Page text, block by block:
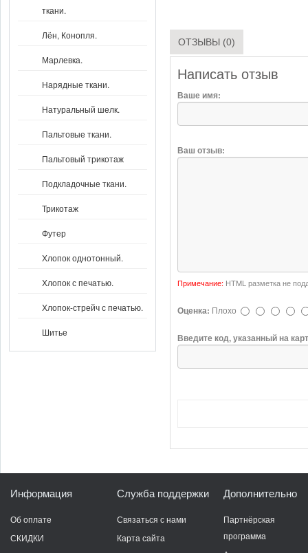
ткани.
Лён, Конопля.
Марлевка.
Нарядные ткани.
Натуральный шелк.
Пальтовые ткани.
Пальтовый трикотаж
Подкладочные ткани.
Трикотаж
Футер
Хлопок однотонный.
Хлопок с печатью.
Хлопок-стрейч с печатью.
Шитье
ОТЗЫВЫ (0)
Написать отзыв
Ваше имя:
Ваш отзыв:
Примечание: HTML разметка не
Оценка: Плохо
Введите код, указанный на
Информация
Об оплате
СКИДКИ
Служба поддержки
Связаться с нами
Карта сайта
Дополнительно
Партнёрская
программа